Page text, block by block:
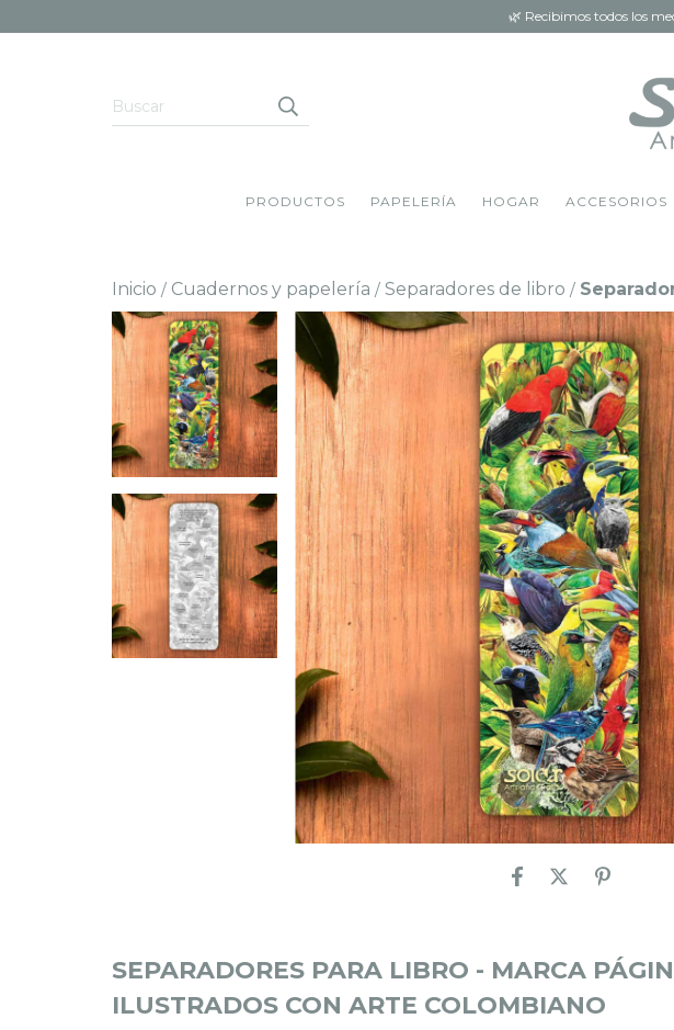
🌿 Recibimos todos los
PRODUCTOS PAPELERÍA HOGAR ACCESORIOS
Inicio / Cuadernos y papelería / Separadores de libro /
SEPARADORES PARA LIBRO - MARCA
ILUSTRADOS CON ARTE COLOMBIANO